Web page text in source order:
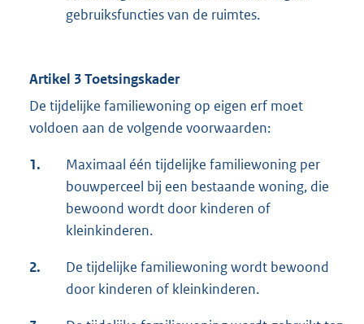
gebruiksfuncties van de ruimtes.
Artikel 3 Toetsingskader
De tijdelijke familiewoning op eigen erf moet
voldoen aan de volgende voorwaarden:
1.
Maximaal één tijdelijke familiewoning per
bouwperceel bij een bestaande woning, die
bewoond wordt door kinderen of
kleinkinderen.
2.
De tijdelijke familiewoning wordt bewoond
door kinderen of kleinkinderen.